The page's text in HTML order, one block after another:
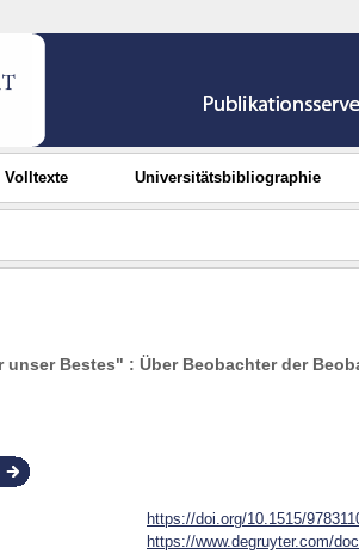
Volltexte Universitätsbibliographie
unser Bestes" : Über Beobachter der
https://doi.org/10.1515/
https://www.degruyter.com/